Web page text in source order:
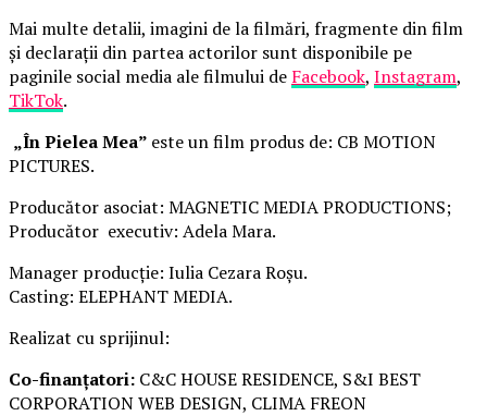
Mai multe detalii, imagini de la filmări, fragmente din film
și declarații din partea actorilor sunt disponibile pe
paginile social media ale filmului de Facebook, Instagram,
TikTok.
„În Pielea Mea” este un film produs de: CB MOTION
PICTURES.
Producător asociat: MAGNETIC MEDIA PRODUCTIONS;
Producător executiv: Adela Mara.
Manager producție: Iulia Cezara Roșu.
Casting: ELEPHANT MEDIA.
Realizat cu sprijinul:
Co-finanțatori: C&C HOUSE RESIDENCE, S&I BEST
CORPORATION WEB DESIGN, CLIMA FREON